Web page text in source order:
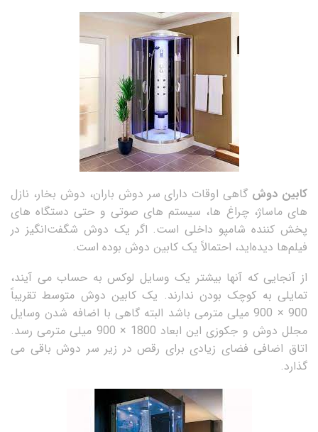
کابین دوش گاهی اوقات دارای سر دوش باران، دوش بخار، نازل
های ماساژ، چراغ ها، سیستم های صوتی و حتی دستگاه های
پخش کننده شامپو داخلی است. اگر یک دوش شگفت‌انگیز در
فیلم‌ها دیده‌اید، احتمالاً یک کابین دوش بوده است.
از آنجایی که آنها بیشتر یک وسایل لوکس به حساب می آیند،
تمایلی به کوچک بودن ندارند. یک کابین دوش متوسط تقریباً
900 × 900 میلی مترمی باشد البته گاهی با اضافه شدن وسایل
مجلل دوش و جکوزی این ابعاد 1800 × 900 میلی مترمی رسد.
اتاق اضافی فضای زیادی برای رقص در زیر سر دوش باقی می
گذارد.